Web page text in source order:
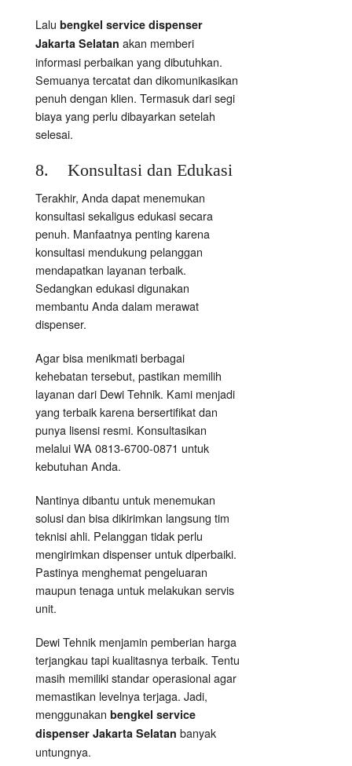
Lalu bengkel service dispenser
Jakarta Selatan akan memberi
informasi perbaikan yang dibutuhkan.
Semuanya tercatat dan dikomunikasikan
penuh dengan klien. Termasuk dari segi
biaya yang perlu dibayarkan setelah
selesai.
8. Konsultasi dan Edukasi
Terakhir, Anda dapat menemukan
konsultasi sekaligus edukasi secara
penuh. Manfaatnya penting karena
konsultasi mendukung pelanggan
mendapatkan layanan terbaik.
Sedangkan edukasi digunakan
membantu Anda dalam merawat
dispenser.
Agar bisa menikmati berbagai
kehebatan tersebut, pastikan memilih
layanan dari Dewi Tehnik. Kami menjadi
yang terbaik karena bersertifikat dan
punya lisensi resmi. Konsultasikan
melalui WA 0813-6700-0871 untuk
kebutuhan Anda.
Nantinya dibantu untuk menemukan
solusi dan bisa dikirimkan langsung tim
teknisi ahli. Pelanggan tidak perlu
mengirimkan dispenser untuk diperbaiki.
Pastinya menghemat pengeluaran
maupun tenaga untuk melakukan servis
unit.
Dewi Tehnik menjamin pemberian harga
terjangkau tapi kualitasnya terbaik. Tentu
masih memiliki standar operasional agar
memastikan levelnya terjaga. Jadi,
menggunakan bengkel service
dispenser Jakarta Selatan banyak
untungnya.